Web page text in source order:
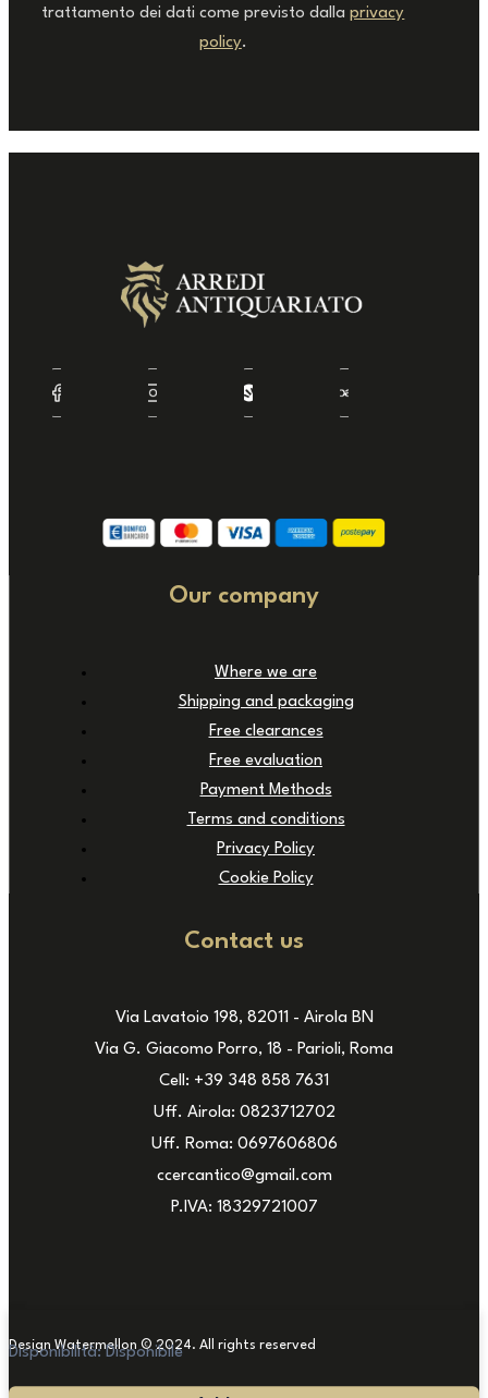
trattamento dei dati come previsto dallaprivacy
policy.
Our company
Where we are
Shipping and packaging
Free clearances
Free evaluation
Payment Methods
Terms and conditions
Privacy Policy
Cookie Policy
Contact us
Via Lavatoio 198, 82011 - Airola BN
Via G. Giacomo Porro, 18 - Parioli, Roma
Cell: +39 348 858 7631
Uff. Airola: 0823712702
Uff. Roma: 0697606806
ccercantico@gmail.com
P.IVA: 18329721007
Design Watermellon © 2024. All rights reserved
Disponibilità: Disponibile